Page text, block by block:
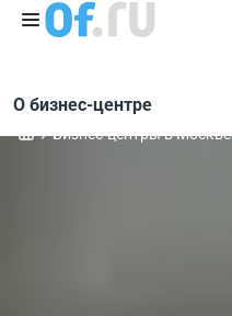
О бизнес-центре
Бизнес-центры в Москве